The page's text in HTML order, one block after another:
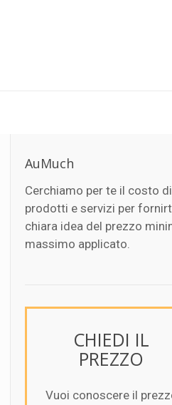
AuMuch
Cerchiamo per te il costo di
prodotti e servizi per
chiara idea del prezzo
massimo applicato.
CHIEDI IL
PREZZO
Vuoi conoscere il